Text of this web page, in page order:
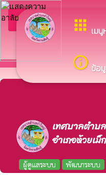
apps เม
info_outline ข้อ
arrow_back_ios กลับเมนูหลัก
เทศบาลตำบ
อำเภอห้วยเ
ผู้ดูแลระบบ พัฒนาระบบ